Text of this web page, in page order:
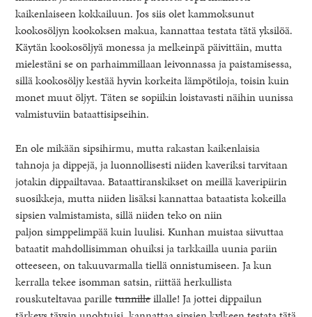
kaikenlaiseen kokkailuun. Jos siis olet kammoksunut
kookosöljyn kookoksen makua, kannattaa testata tätä yksilöä.
Käytän kookosöljyä monessa ja melkeinpä päivittäin, mutta
mielestäni se on parhaimmillaan leivonnassa ja paistamisessa,
sillä kookosöljy kestää hyvin korkeita lämpötiloja, toisin kuin
monet muut öljyt. Täten se sopiikin loistavasti näihin uunissa
valmistuviin bataattisipseihin.
En ole mikään sipsihirmu, mutta rakastan kaikenlaisia
tahnoja ja dippejä, ja luonnollisesti niiden kaveriksi tarvitaan
jotakin dippailtavaa. Bataattiranskikset on meillä kaveripiirin
suosikkeja, mutta niiden lisäksi kannattaa bataatista kokeilla
sipsien valmistamista, sillä niiden teko on niin
paljon simppelimpää kuin luulisi. Kunhan muistaa siivuttaa
bataatit mahdollisimman ohuiksi ja tarkkailla uunia pariin
otteeseen, on takuuvarmalla tiellä onnistumiseen. Ja kun
kerralla tekee isomman satsin, riittää herkullista
rouskuteltavaa parilletunnilleillalle! Ja jottei dippailun